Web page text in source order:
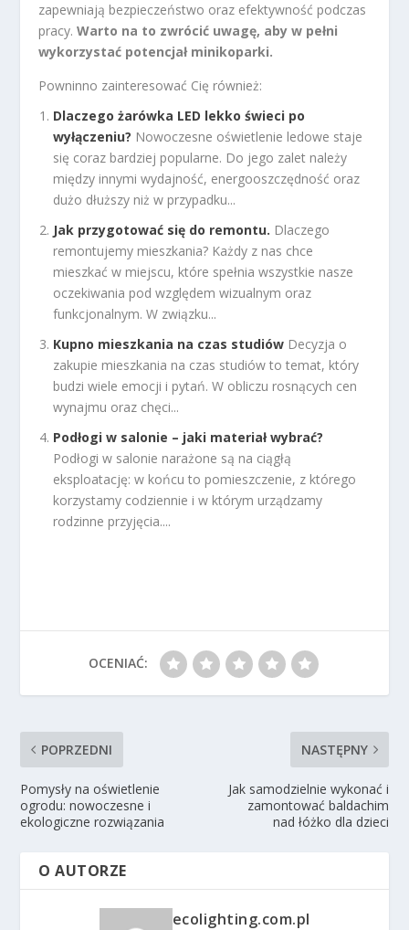
zapewniają bezpieczeństwo oraz efektywność podczas
pracy.Warto na to zwrócić uwagę, aby w pełni
wykorzystać potencjał minikoparki.
Powninno zainteresować Cię również:
Dlaczego żarówka LED lekko świeci po
wyłączeniu? Nowoczesne oświetlenie ledowe staje
się coraz bardziej popularne. Do jego zalet należy
między innymi wydajność, energooszczędność oraz
dużo dłuższy niż w przypadku...
Jak przygotować się do remontu. Dlaczego
remontujemy mieszkania? Każdy z nas chce
mieszkać w miejscu, które spełnia wszystkie nasze
oczekiwania pod względem wizualnym oraz
funkcjonalnym. W związku...
Kupno mieszkania na czas studiów Decyzja o
zakupie mieszkania na czas studiów to temat, który
budzi wiele emocji i pytań. W obliczu rosnących cen
wynajmu oraz chęci...
Podłogi w salonie – jaki materiał wybrać?
Podłogi w salonie narażone są na ciągłą
eksploatację: w końcu to pomieszczenie, z którego
korzystamy codziennie i w którym urządzamy
rodzinne przyjęcia....
OCENIAĆ:
POPRZEDNI
Pomysły na oświetlenie
ogrodu: nowoczesne i
ekologiczne rozwiązania
NASTĘPNY
Jak samodzielnie wykonać i
zamontować baldachim
nad łóżko dla dzieci
O AUTORZE
ecolighting.com.pl